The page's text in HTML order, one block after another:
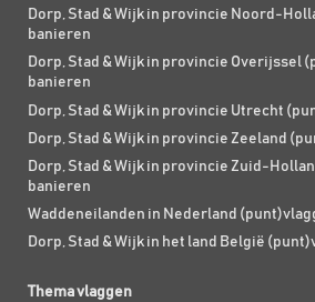
Dorp, Stad & Wijk in provincie Noord-
banieren
Dorp, Stad & Wijk in provincie Overijssel
banieren
Dorp, Stad & Wijk in provincie Utrecht
Dorp, Stad & Wijk in provincie Zeeland
Dorp, Stad & Wijk in provincie Zuid-
banieren
Waddeneilanden in Nederland
Dorp, Stad & Wijk in het land België
Thema vlaggen